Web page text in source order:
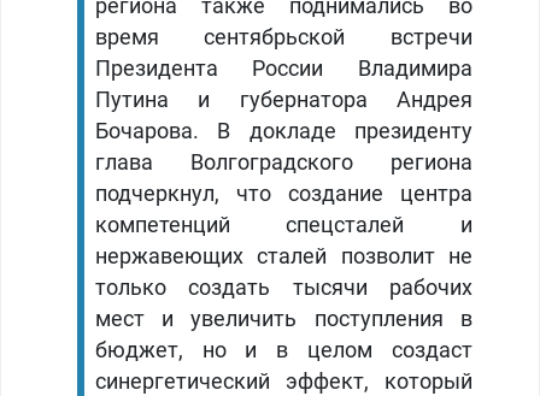
региона также поднимались во
время сентябрьской встречи
Президента России Владимира
Путина и губернатора Андрея
Бочарова. В докладе президенту
глава Волгоградского региона
подчеркнул, что создание центра
компетенций спецсталей и
нержавеющих сталей позволит не
только создать тысячи рабочих
мест и увеличить поступления в
бюджет, но и в целом создаст
синергетический эффект, который